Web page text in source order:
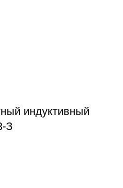
индуктивный
З